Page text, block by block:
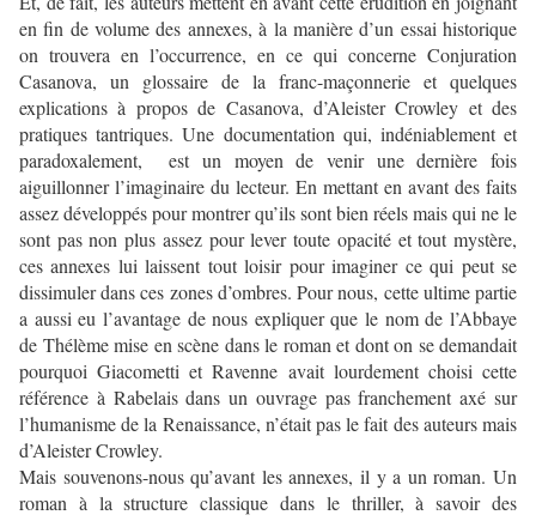
en fin de volume des annexes, à la manière d’un essai historique
on trouvera en l’occurrence, en ce qui concerne Conjuration
Casanova, un glossaire de la franc-maçonnerie et quelques
explications à propos de Casanova, d’Aleister Crowley et des
pratiques tantriques. Une documentation qui, indéniablement et
paradoxalement, est un moyen de venir une dernière fois
aiguillonner l’imaginaire du lecteur. En mettant en avant des faits
assez développés pour montrer qu’ils sont bien réels mais qui ne le
sont pas non plus assez pour lever toute opacité et tout mystère,
ces annexes lui laissent tout loisir pour imaginer ce qui peut se
dissimuler dans ces zones d’ombres. Pour nous, cette ultime partie
a aussi eu l’avantage de nous expliquer que le nom de l’Abbaye
de Thélème mise en scène dans le roman et dont on se demandait
pourquoi Giacometti et Ravenne avait lourdement choisi cette
référence à Rabelais dans un ouvrage pas franchement axé sur
l’humanisme de la Renaissance, n’était pas le fait des auteurs mais
d’Aleister Crowley.
Mais souvenons-nous qu’avant les annexes, il y a un roman. Un
roman à la structure classique dans le thriller, à savoir des